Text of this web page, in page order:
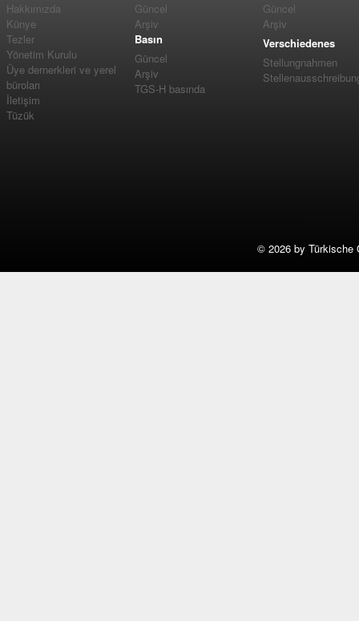
Hakkımızda
Künye
Tezler
Yönetim Kurulu
Üye dernerkleri ve yerel
büroları
İletişim
Tüzük
Güncel
Arşiv
Basın
Güncel
Arşiv
TGS-H basında
Güncel
Arşiv
Verschiedenes
Stellungnahmen
© 2026 by Türkische